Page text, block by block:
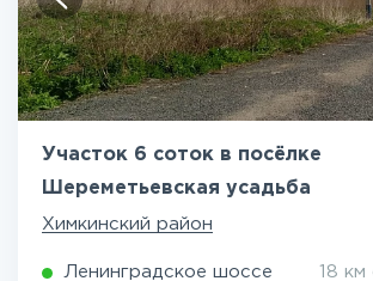
Участок 6 соток в посёлке
Шереметьевская усадьба
Химкинский район
Ленинградское шоссе 18